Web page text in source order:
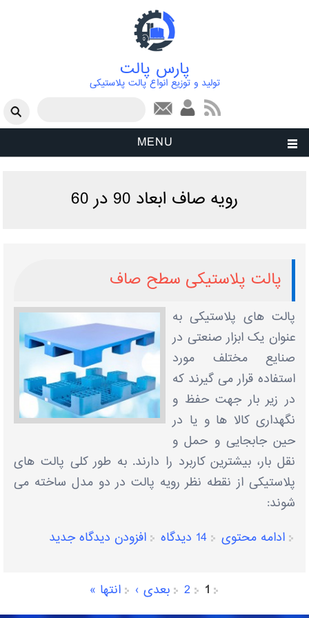
پارس پالت
تولید و توزیع انواع پالت پلاستیکی
فرم جستجو
MENU
رویه صاف ابعاد 90 در 60
پالت پلاستیکی سطح صاف
پالت های پلاستیکی به
عنوان یک ابزار صنعتی در
صنایع مختلف مورد
استفاده قرار می گیرند که
در زیر بار جهت حفظ و
نگهداری کالا ها و یا در
حین جابجایی و حمل و
نقل بار، بیشترین کاربرد را دارند. به طور کلی پالت های
پلاستیکی از نقطه نظر رویه پالت در دو مدل ساخته می
شوند:
ادامه محتوی
14 دیدگاه افزودن دیدگاه جدید
1
2 بعدی › انتها »